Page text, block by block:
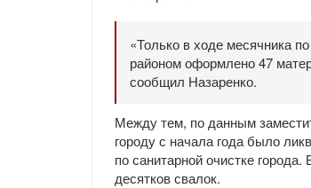
«Только в ходе месячника
районом оформлено 47
сообщил Назаренко.
Между тем, по данным
городу с начала года было
по санитарной очистке
десятков свалок.